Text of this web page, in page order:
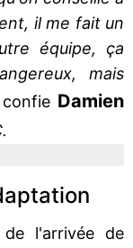
il me fait un
équipe, ça
mais
confie Damien
l'arrivée de